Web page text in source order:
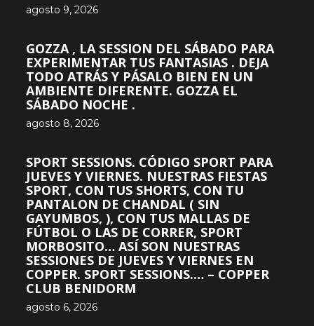
agosto 9, 2026
GOZZA , LA SESSION DEL SÁBADO PARA
EXPERIMENTAR TUS FANTASIAS . DEJA
TODO ATRÁS Y PÁSALO BIEN EN UN
AMBIENTE DIFERENTE. GOZZA EL
SÁBADO NOCHE .
agosto 8, 2026
SPORT SESSIONS. CÓDIGO SPORT PARA
JUEVES Y VIERNES. NUESTRAS FIESTAS
SPORT, CON TUS SHORTS, CON TU
PANTALON DE CHANDAL ( SIN
GAYUMBOS, ), CON TUS MALLAS DE
FÚTBOL O LAS DE CORRER, SPORT
MORBOSITO… ASÍ SON NUESTRAS
SESSIONES DE JUEVES Y VIERNES EN
COPPER. SPORT SESSIONS.… – COPPER
CLUB BENIDORM
agosto 6, 2026